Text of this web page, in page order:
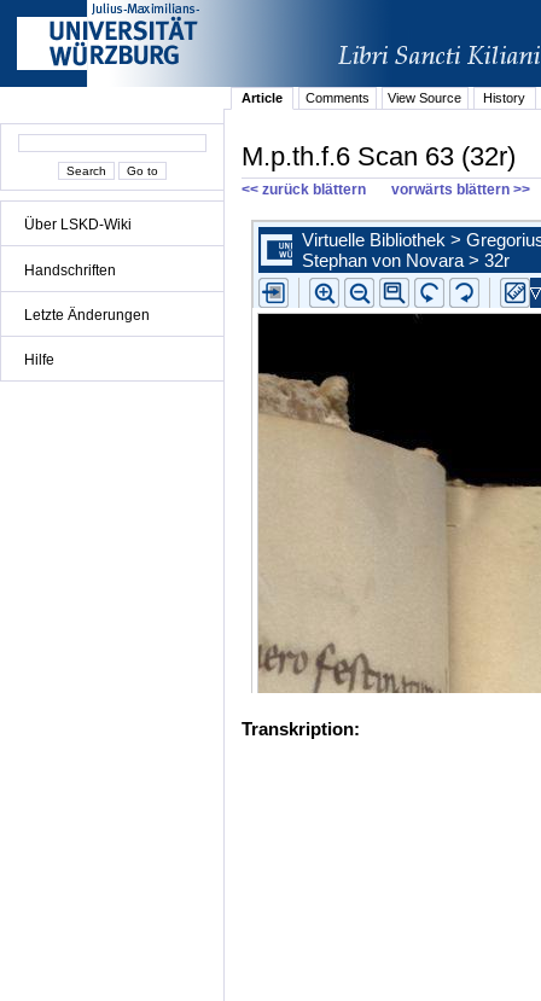
Über LSKD-Wiki
Handschriften
Letzte Änderungen
Hilfe
Article Comments View Source History
M.p.th.f.6 Scan 63 (32r)
<< zurück blättern vorwärts blättern >>
Transkription: